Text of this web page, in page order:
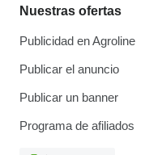
Nuestras ofertas
Publicidad en Agroline
Publicar el anuncio
Publicar un banner
Programa de afiliados